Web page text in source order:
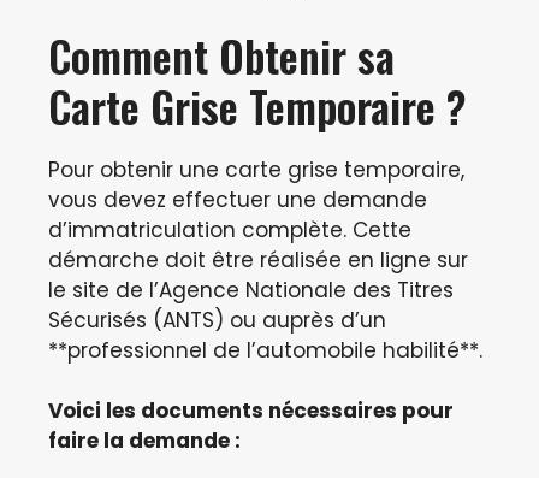
Comment Obtenir sa
Carte Grise Temporaire ?
Pour obtenir une carte grise temporaire,
vous devez effectuer une demande
d’immatriculation complète. Cette
démarche doit être réalisée en ligne sur
le site de l’Agence Nationale des Titres
Sécurisés (ANTS) ou auprès d’un
**professionnel de l’automobile habilité**.
Voici les documents nécessaires pour
faire la demande :